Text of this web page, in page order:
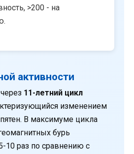
>200 - на
активности
11-летний цикл
изменением
В максимуме цикла
бурь
10 раз по сравнению с